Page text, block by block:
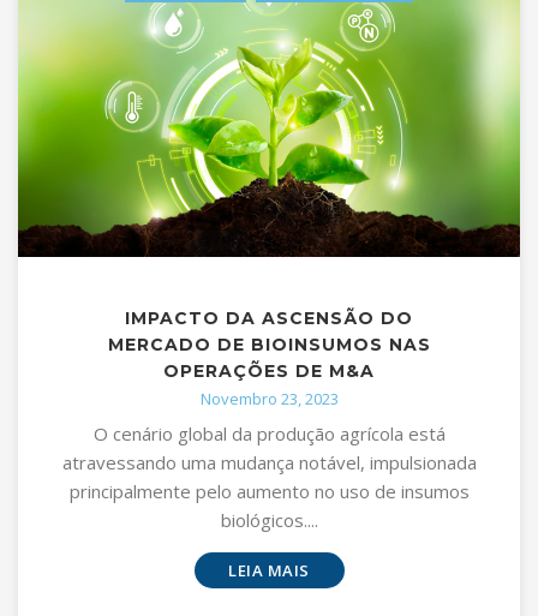
IMPACTO DA ASCENSÃO DO
MERCADO DE BIOINSUMOS NAS
OPERAÇÕES DE M&A
Novembro 23, 2023
O cenário global da produção agrícola está
atravessando uma mudança notável, impulsionada
principalmente pelo aumento no uso de insumos
biológicos....
LEIA MAIS